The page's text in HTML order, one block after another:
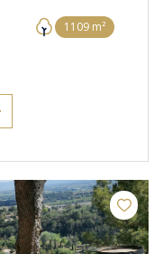
1109 m²